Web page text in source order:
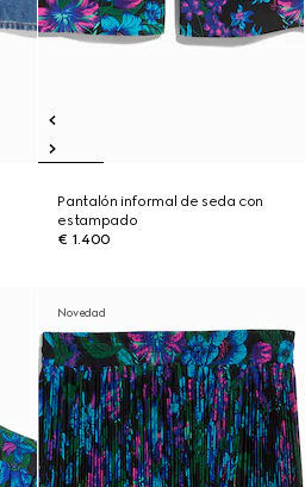
Pantalón informal de seda con
estampado
€ 1.400
Novedad